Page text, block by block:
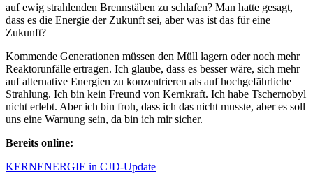
auf ewig strahlenden Brennstäben zu schlafen? Man hatte gesagt,
dass es die Energie der Zukunft sei, aber was ist das für eine
Zukunft?
Kommende Generationen müssen den Müll lagern oder noch mehr
Reaktorunfälle ertragen. Ich glaube, dass es besser wäre, sich mehr
auf alternative Energien zu konzentrieren als auf hochgefährliche
Strahlung. Ich bin kein Freund von Kernkraft. Ich habe Tschernobyl
nicht erlebt. Aber ich bin froh, dass ich das nicht musste, aber es soll
uns eine Warnung sein, da bin ich mir sicher.
Bereits online:
KERNENERGIE in CJD-Update